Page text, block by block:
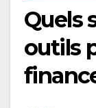
Quels
outils